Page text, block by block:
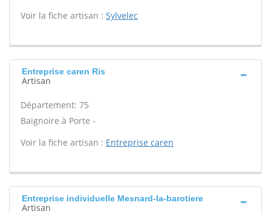
Voir la fiche artisan : Sylvelec
Entreprise caren Ris
Artisan
Département: 75
Baignoire à Porte -
Voir la fiche artisan : Entreprise caren
Entreprise individuelle Mesnard-la-barotiere
Artisan